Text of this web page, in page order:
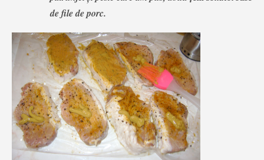
de file de porc.